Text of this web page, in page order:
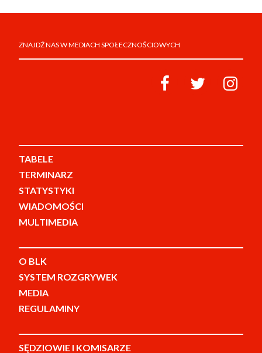
ZNAJDŹ NAS W MEDIACH SPOŁECZNOŚCIOWYCH
TABELE
TERMINARZ
STATYSTYKI
WIADOMOŚCI
MULTIMEDIA
O BLK
SYSTEM ROZGRYWEK
MEDIA
REGULAMINY
SĘDZIOWIE I KOMISARZE